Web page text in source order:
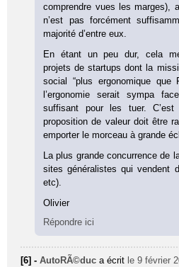
comprendre vues les marges),
n’est pas forcément
majorité d’entre eux.
En étant un peu dur, cela
projets de startups dont la
social “plus ergonomique que
l’ergonomie serait sympa
suffisant pour les tuer.
proposition de valeur doit être
emporter le morceau à grande
La plus grande concurrence de
sites généralistes qui vendent
etc).
Olivier
Répondre ici
[6] -AutoRÃ©duc a écrit le 9 février